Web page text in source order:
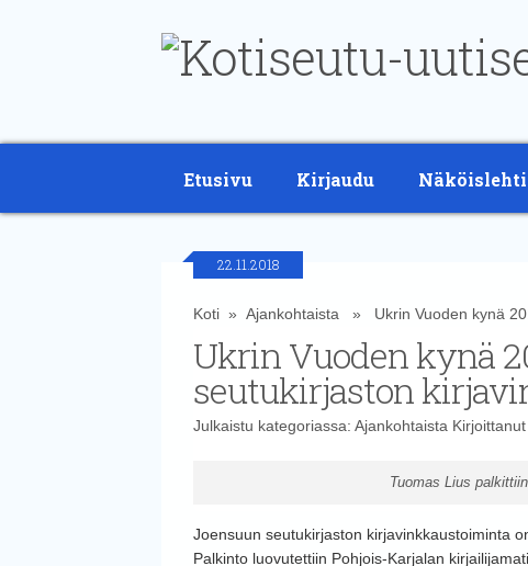
Etusivu Kirjaudu Näköislehti
22.11.2018
Koti» Ajankohtaista » Ukrin Vuoden kynä
Ukrin Vuoden kynä
seutukirjaston
Julkaistu kategoriassa: Ajankohtaista Kirjoittanut
Tuomas Lius
Joensuun seutukirjaston kirjavinkkaustoiminta
Palkinto luovutettiin Pohjois-Karjalan